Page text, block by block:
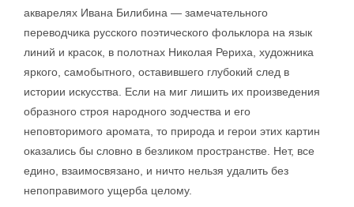
акварелях Ивана Билибина — замечательного
переводчика русского поэтического фольклора на язык
линий и красок, в полотнах Николая Рериха, художника
яркого, самобытного, оставившего глубокий след в
истории искусства. Если на миг лишить их произведения
образного строя народного зодчества и его
неповторимого аромата, то природа и герои этих картин
оказались бы словно в безликом пространстве. Нет, все
едино, взаимосвязано, и ничто нельзя удалить без
непоправимого ущерба целому.